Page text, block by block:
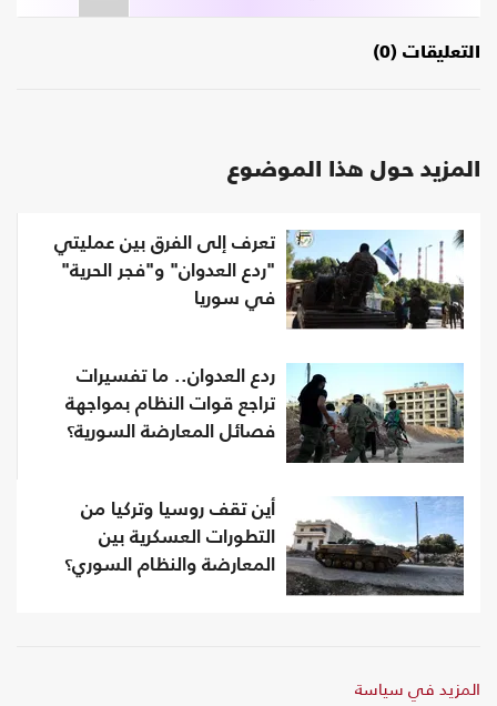
التعليقات (0)
المزيد حول هذا الموضوع
تعرف إلى الفرق بين عمليتي
"ردع العدوان" و"فجر الحرية"
في سوريا
ردع العدوان.. ما تفسيرات
تراجع قوات النظام بمواجهة
فصائل المعارضة السورية؟
أين تقف روسيا وتركيا من
التطورات العسكرية بين
المعارضة والنظام السوري؟
المزيد في سياسة